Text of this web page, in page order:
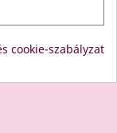
Bt. - BODICO
cookie-szabályzat